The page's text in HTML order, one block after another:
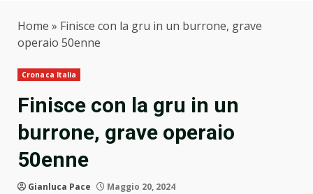
Home » Finisce con la gru in un burrone, grave
operaio 50enne
Cronaca Italia
Finisce con la gru in un
burrone, grave operaio
50enne
Gianluca Pace Maggio 20, 2024